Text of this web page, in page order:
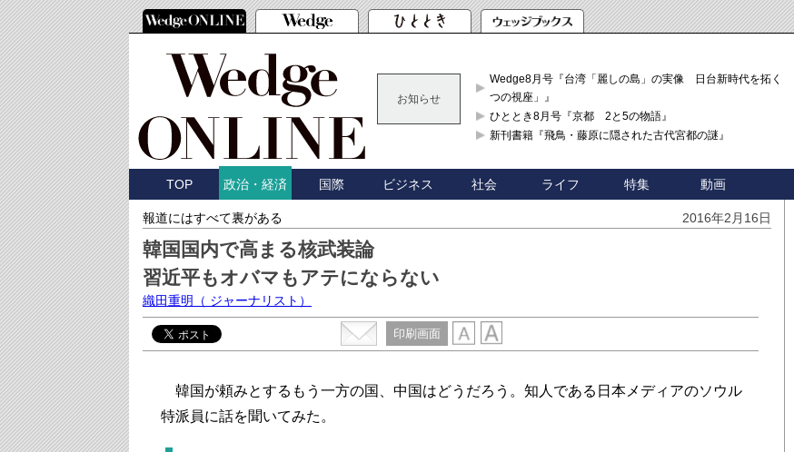
お知らせ
Wedge8月号『台湾「麗しの島」の実像 日台新時代を拓く「3
つの視座」』
ひととき8月号『京都 2と5の物語』
新刊書籍『飛鳥・藤原に隠された古代宮都の謎』
TOP 政治・経済 国際 ビジネス 社会 ライフ 特集 動画
報道にはすべて裏がある 2016年2月16日
韓国国内で高まる核武装論
習近平もオバマもアテにならない
織田重明 （ ジャーナリスト）
印刷画面
韓国が頼みとするもう一方の国、中国はどうだろう。知人である日本メディアのソウル
特派員に話を聞いてみた。